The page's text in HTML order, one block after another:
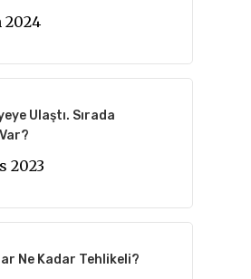
2024
Ulaştı. Sırada
2023
Ne Kadar Tehlikeli?